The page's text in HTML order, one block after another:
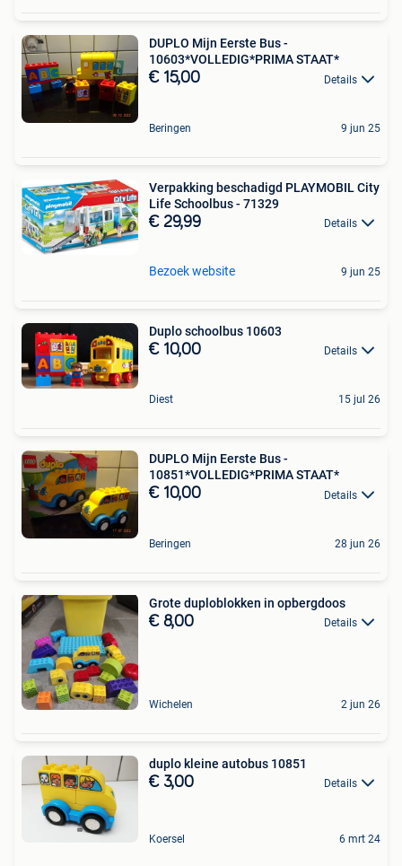
DUPLO Mijn Eerste Bus -
10603*VOLLEDIG*PRIMA STAAT*
€ 15,00 Details
Beringen 9 jun 25
Verpakking beschadigd PLAYMOBIL City
Life Schoolbus - 71329
€ 29,99 Details
Bezoek website 9 jun 25
Duplo schoolbus 10603
€ 10,00 Details
Diest 15 jul 26
DUPLO Mijn Eerste Bus -
10851*VOLLEDIG*PRIMA STAAT*
€ 10,00 Details
Beringen 28 jun 26
Grote duploblokken in opbergdoos
€ 8,00 Details
Wichelen 2 jun 26
duplo kleine autobus 10851
€ 3,00 Details
Koersel 6 mrt 24